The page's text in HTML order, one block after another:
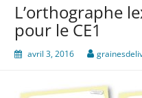
L’orthographe
pour le CE1
avril 3, 2016